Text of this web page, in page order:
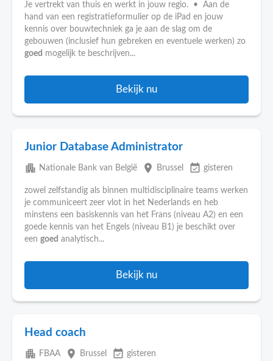
Je vertrekt van thuis en werkt in jouw regio. • Aan de
hand van een registratieformulier op de iPad en jouw
kennis over bouwtechniek ga je aan de slag om de
gebouwen (inclusief hun gebreken en eventuele werken) zo
goed mogelijk te beschrijven...
Bekijk nu
Junior Database Administrator
apartment Nationale Bank van België place Brussel event_available gisteren
zowel zelfstandig als binnen multidisciplinaire teams werken
je communiceert zeer vlot in het Nederlands en heb
minstens een basiskennis van het Frans (niveau A2) en een
goede kennis van het Engels (niveau B1) je beschikt over
een goed analytisch...
Bekijk nu
Head coach
apartment FBAA place Brussel event_available gisteren